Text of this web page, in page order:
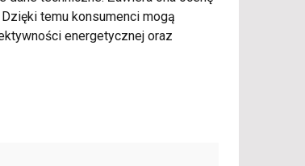
temu konsumenci mogą
energetycznej oraz